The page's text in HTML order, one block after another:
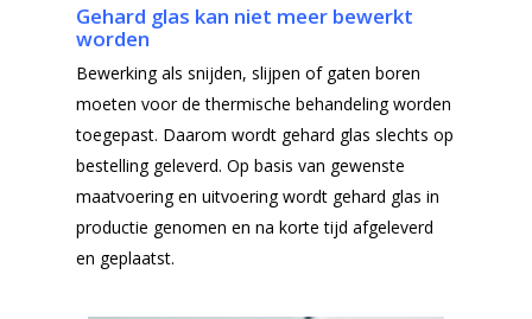
Gehard glas kan niet meer bewerkt
worden
Bewerking als snijden, slijpen of gaten boren
moeten voor de thermische behandeling worden
toegepast. Daarom wordt gehard glas slechts op
bestelling geleverd. Op basis van gewenste
maatvoering en uitvoering wordt gehard glas in
productie genomen en na korte tijd afgeleverd
en geplaatst.
Dubbelglas
Ventilatieroosters
Gelaagd glas
Gehard glas
Enkelglas
Glas in lood
Offerteformulier
Subsidie glas
Projecten
Algemene